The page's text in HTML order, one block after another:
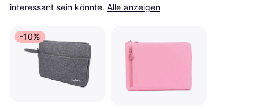
interessant sein könnte. Alle anzeigen
-10%